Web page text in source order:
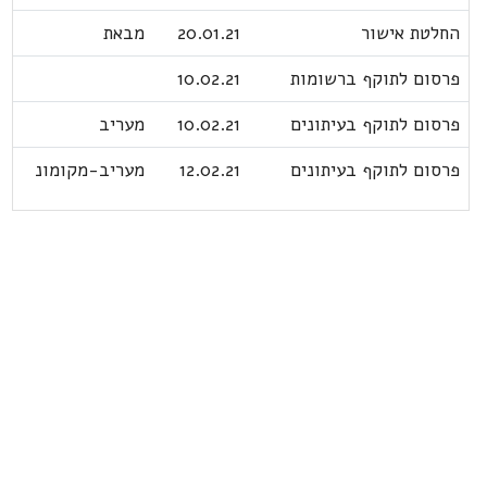
החלטת אישור
20.01.21
מבאת
פרסום לתוקף ברשומות
10.02.21
פרסום לתוקף בעיתונים
10.02.21
מעריב
פרסום לתוקף בעיתונים
12.02.21 מעריב-מקומונ